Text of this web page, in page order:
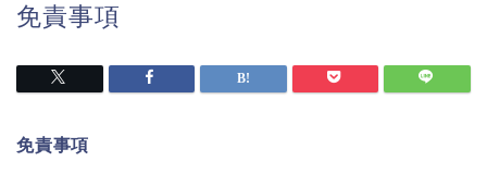
免責事項
免責事項